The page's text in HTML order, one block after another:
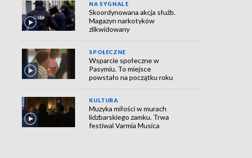
NA SYGNALE
Skoordynowana akcja służb.
Magazyn narkotyków
zlikwidowany
SPOŁECZNE
Wsparcie społeczne w
Pasymiu. To miejsce
powstało na początku roku
KULTURA
Muzyka miłości w murach
lidzbarskiego zamku. Trwa
festiwal Varmia Musica